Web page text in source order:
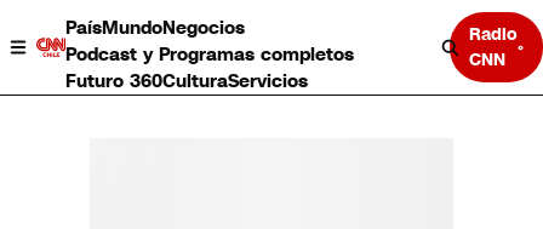
PaísMundoNegocios
Podcast y Programas completos
Futuro 360CulturaServicios
Radio
CNN